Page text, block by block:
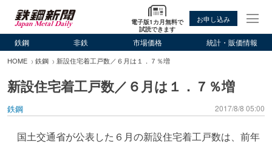
電子版1カ月無料で
試読できます
お申し込み
鉄鋼 非鉄 市場価格 統計・販価情報
HOME 鉄鋼 新設住宅着工戸数／６月は１．７％増
新設住宅着工戸数／６月は１．７％増
鉄鋼 2017/8/8 05:00
国土交通省が公表した６月の新設住宅着工戸数は、前年